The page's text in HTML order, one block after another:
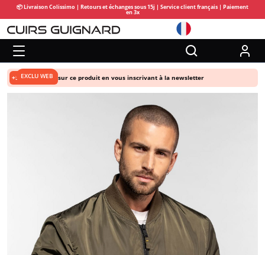
📦 Livraison Colissimo | Retours et échanges sous 15j | Service client français | Paiement
en 3x
+5% de remise sur ce produit en vous inscrivant à la newsletter
EXCLU WEB